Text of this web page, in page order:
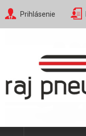
Prihlásenie